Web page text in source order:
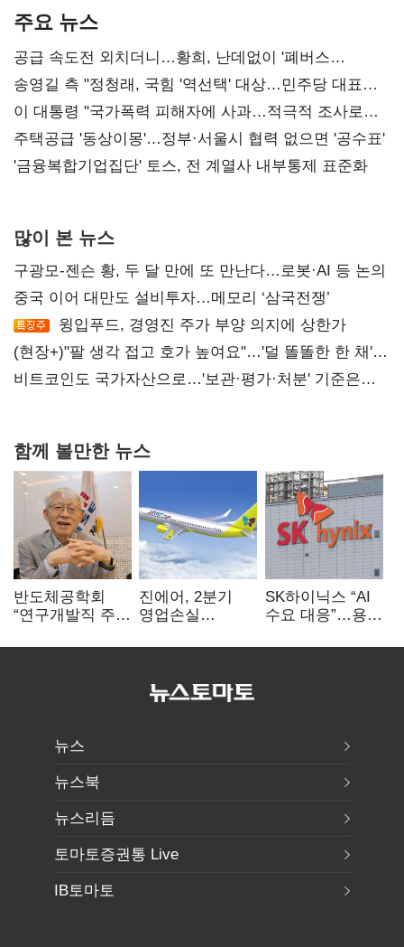
주요 뉴스
공급 속도전 외치더니…황희, 난데없이 '폐버스
리모델링' 제안
송영길 측 "정청래, 국힘 '역선택' 대상…민주당 대표로
총선 지휘 못해"
이 대통령 "국가폭력 피해자에 사과…적극적 조사로
진실 밝혀야"
주택공급 '동상이몽'…정부·서울시 협력 없으면 '공수표'
'금융복합기업집단' 토스, 전 계열사 내부통제 표준화
많이 본 뉴스
구광모-젠슨 황, 두 달 만에 또 만난다…로봇·AI 등 논의
중국 이어 대만도 설비투자…메모리 ‘삼국전쟁’
윙입푸드, 경영진 주가 부양 의지에 상한가
(현장+)"팔 생각 접고 호가 높여요"…'덜 똘똘한 한 채'
20억 키맞추기
비트코인도 국가자산으로…'보관·평가·처분' 기준은
함께 볼만한 뉴스
반도체공학회
“연구개발직 주
개선해야”
진에어, 2분기
영업손실
상승 여파
SK하이닉스 “AI
수요 대응”…용인
투자
뉴스
뉴스북
뉴스리듬
토마토증권통 Live
IB토마토